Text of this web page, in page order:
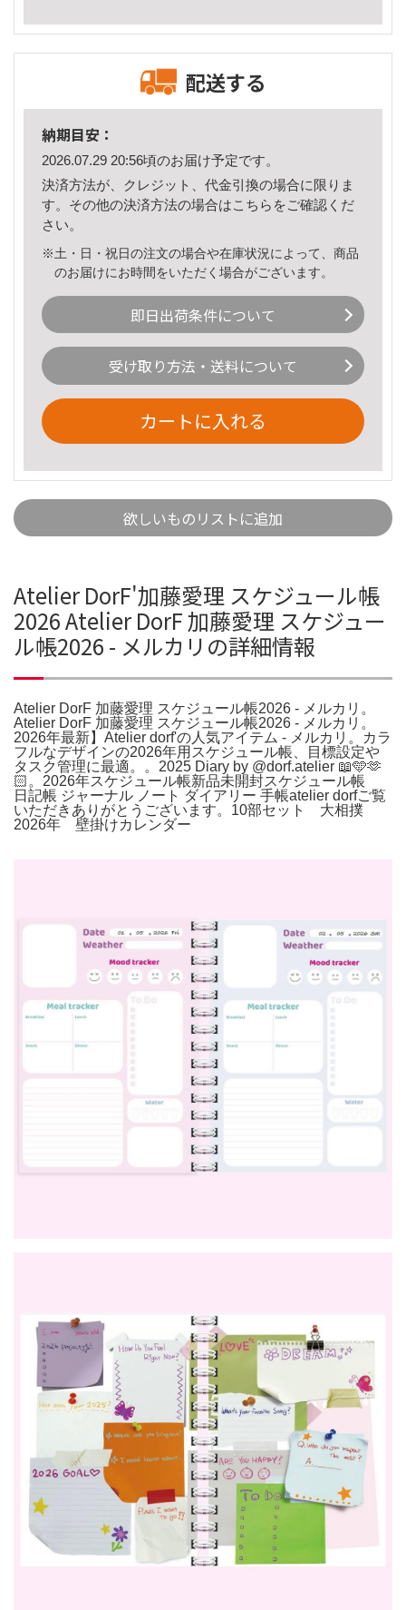
配送する
納期目安：
2026.07.29 20:56頃のお届け予定です。
決済方法が、クレジット、代金引換の場合に限りま
す。その他の決済方法の場合はこちら をご確認くだ
さい。
※土・日・祝日の注文の場合や在庫状況によって、商品
のお届けにお時間をいただく場合がございます。
即日出荷条件について
受け取り方法・送料について
カートに入れる
欲しいものリストに追加
Atelier DorF'加藤愛理 スケジュール帳
2026 Atelier DorF 加藤愛理 スケジュー
ル帳2026 - メルカリの詳細情報
Atelier DorF 加藤愛理 スケジュール帳2026 - メルカリ。
Atelier DorF 加藤愛理 スケジュール帳2026 - メルカリ。
2026年最新】Atelier dorf'の人気アイテム - メルカリ。カラ
フルなデザインの2026年用スケジュール帳、目標設定や
タスク管理に最適。。2025 Diary by @dorf.atelier 📖🩵🫶
🏻。2026年スケジュール帳新品未開封スケジュール帳
日記帳 ジャーナル ノート ダイアリー 手帳atelier dorfご覧
いただきありがとうございます。10部セット 大相撲
2026年 壁掛けカレンダー